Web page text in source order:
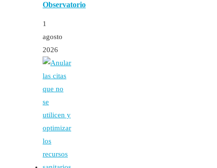
Observatorio
1
agosto
2026